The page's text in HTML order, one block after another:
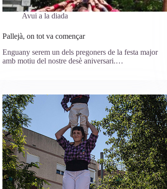
Avui a la diada
Pallejà, on tot va començar
Enguany serem un dels pregoners de la festa major
amb motiu del nostre desè aniversari.…